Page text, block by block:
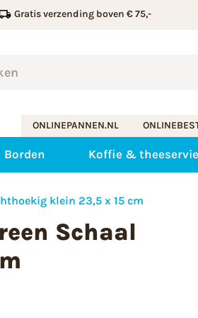
Gratis verzending boven € 75,-
ONLINEPANNEN.NL
Borden Koffie &
klein 23,5 x 15 cm
Schaal